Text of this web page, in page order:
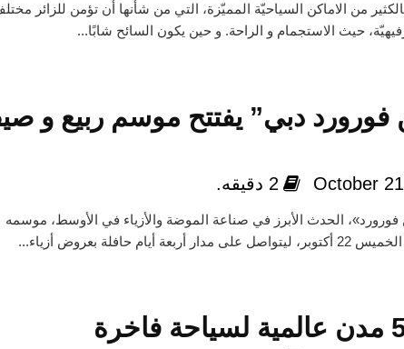
بالكثير من الاماكن السياحيّة المميّزة، التي من شأنها أن تؤمن للزائر
حيث الاستجمام و الراحة. و حين يكون السائح شابًا...
فورورد دبي” يفتتح موسم ربيع و
October 2 دقيقه.
فورورد»، الحدث الأبرز في صناعة الموضة والأزياء في الأوسط، موسمه
أربعة أيام حافلة بعروض أزياء...